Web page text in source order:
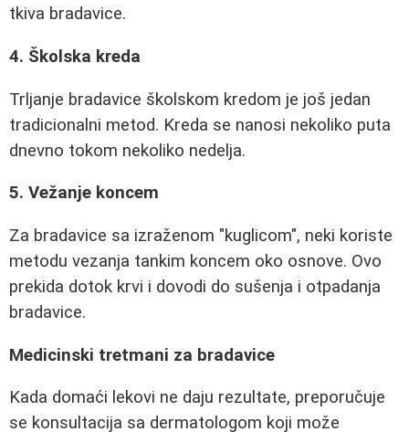
tkiva bradavice.
4. Školska kreda
Trljanje bradavice školskom kredom je još jedan
tradicionalni metod. Kreda se nanosi nekoliko puta
dnevno tokom nekoliko nedelja.
5. Vežanje koncem
Za bradavice sa izraženom "kuglicom", neki koriste
metodu vezanja tankim koncem oko osnove. Ovo
prekida dotok krvi i dovodi do sušenja i otpadanja
bradavice.
Medicinski tretmani za bradavice
Kada domaći lekovi ne daju rezultate, preporučuje
se konsultacija sa dermatologom koji može